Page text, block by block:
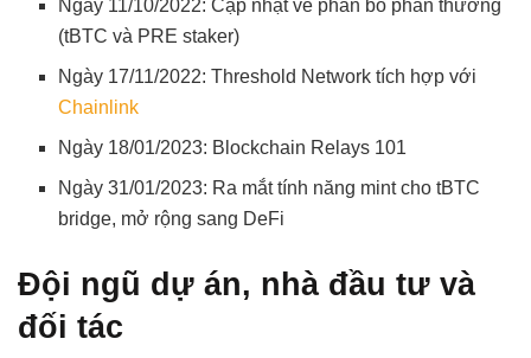
Ngày 11/10/2022: Cập nhật về phân bổ phần thưởng
(tBTC và PRE staker)
Ngày 17/11/2022: Threshold Network tích hợp với
Chainlink
Ngày 18/01/2023: Blockchain Relays 101
Ngày 31/01/2023: Ra mắt tính năng mint cho tBTC
bridge, mở rộng sang DeFi
Đội ngũ dự án, nhà đầu tư và
đối tác